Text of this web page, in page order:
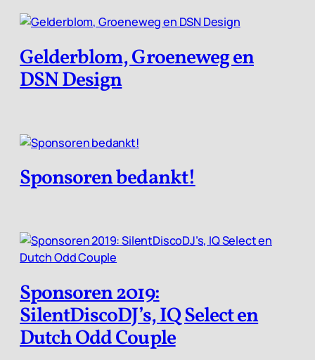
Gelderblom, Groeneweg en
DSN Design
Sponsoren bedankt!
Sponsoren 2019:
SilentDiscoDJ’s, IQ Select en
Dutch Odd Couple